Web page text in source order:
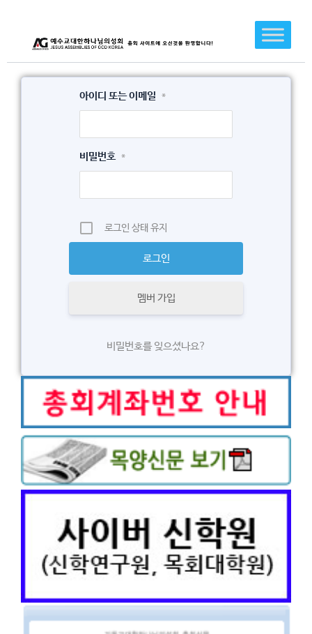
로
아이디 또는 이메일 *
비밀번호 *
로그인 상태 유지
멤버 가입
비밀번호를 잊으셨나요?